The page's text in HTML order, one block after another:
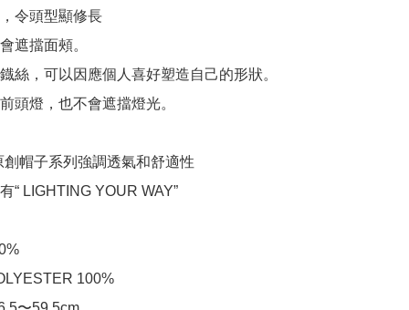
令頭型顯修長
遮擋面頰。
絲，可以因應個人喜好塑造自己的形狀。
頭燈，也不會遮擋燈光。
創帽子系列強調透氣和舒適性
“ LIGHTING YOUR WAY”
100%